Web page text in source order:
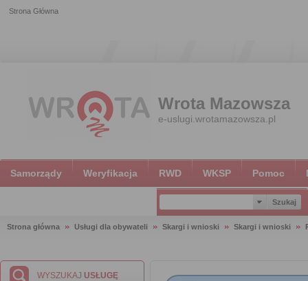
Strona Główna
Wrota Mazowsza
e-uslugi.wrotamazowsza.pl
Samorządy Weryfikacja RWD WKSP Pomoc
Strona główna Usługi dla obywateli Skargi i wnioski Skargi i wnioski
WYSZUKAJ USŁUGĘ